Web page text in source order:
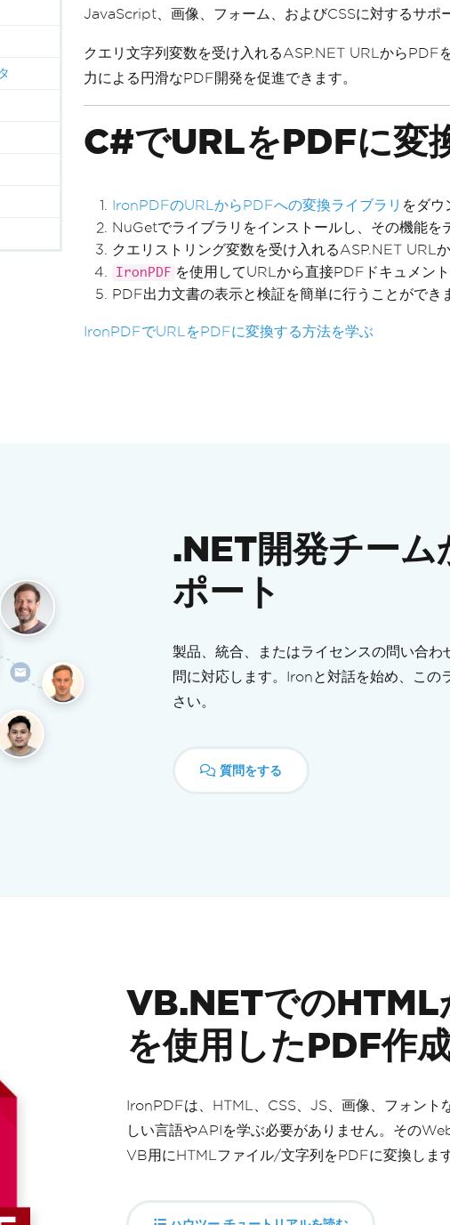
JavaScript、画像、フォーム、およびCSSに対するサポ
クエリ文字列変数を受け入れるASP.NET URLからPDF
力による円滑なPDF開発を促進できます。
C#でURLをPDFに変
IronPDFのURLからPDFへの変換ライブラリ をダウ
NuGetでライブラリをインストールし、その機能を
クエリストリング変数を受け入れるASP.NET URL
IronPDF を使用してURLから直接PDFドキュメン
PDF出力文書の表示と検証を簡単に行うことができ
IronPDFでURLをPDFに変換する方法を学ぶ
.NET開発チーム
ポート
製品、統合、またはライセンスの問い合
問に対応します。Ironと対話を始め、この
さい。
質問をする
VB.NETでのHTML
を使用したPDF作
IronPDFは、HTML、CSS、JS、画像、フォント
しい言語やAPIを学ぶ必要がありません。その
VB用にHTMLファイル/文字列をPDFに変換しま